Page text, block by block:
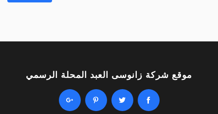
موقع شركة زانوسى العبد المحلة الرسمي